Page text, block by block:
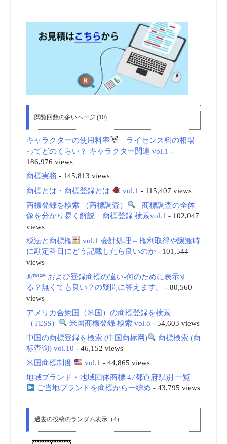
閲覧回数の多いページ (10)
キャラクターの使用料率
ライセンス料の相場
ってどのくらい？ キャラクター関連 vol.1 -
186,976 views
商標実務 - 145,813 views
商標とは・商標登録とは
vol.1 - 115,407 views
商標登録を検索 （商標調査）
–商標調査の全体
像を分かり易く解説 商標登録 検索vol.1 - 102,047
views
税法と商標権
vol.1 会計処理 – 権利取得や譲渡時
に勘定科目にどう記載したら良いのか- 101,544
views
®™℠ および登録商標の違い-何のために表示す
る？無くても良い？の疑問に答えます。
- 80,560
views
アメリカ合衆国（米国）の商標登録を検索
（TESS）
米国商標登録 検索 vol.8 - 54,603 views
中国の商標登録を検索 (中国商标网)
商標検索 (商
标查询) vol.10 - 46,152 views
米国商標制度
vol.1 - 44,865 views
地域ブランド・地域団体商標 47都道府県別 一覧
ご当地ブランドを商標から一纏め - 43,795 views
過去の投稿のランダム表示（4）